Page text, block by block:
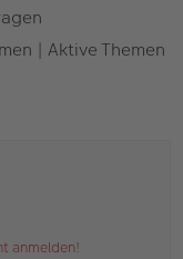
| Aktive Themen
anmelden!